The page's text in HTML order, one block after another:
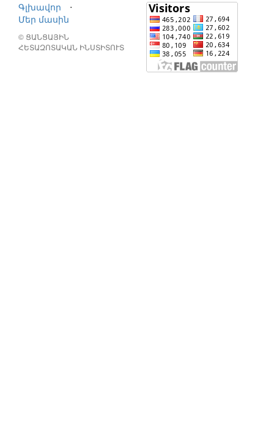
Գլխավոր
⋅
Մեր մասին
© ՑԱՆՑԱՅԻՆ
ՀԵՏԱԶՈՏԱԿԱՆ ԻՆՍՏԻՏՈՒՏ